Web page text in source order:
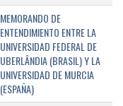
MEMORANDO DE
ENTENDIMIENTO ENTRE LA
UNIVERSIDAD FEDERAL DE
UBERLÂNDIA (BRASIL) Y LA
UNIVERSIDAD DE MURCIA
(ESPAÑA)